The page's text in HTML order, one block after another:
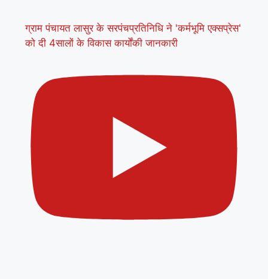
ग्राम पंचायत लासुर के सरपंचप्रतिनिधि ने 'कर्मभूमि एक्सप्रेस'
को दी 4सालों के विकास कार्योंकी जानकारी